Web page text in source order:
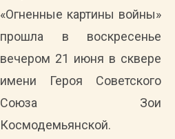
«Огненные картины войны»
прошла в воскресенье
вечером 21 июня в сквере
имени Героя Советского
Союза Зои
Космодемьянской.